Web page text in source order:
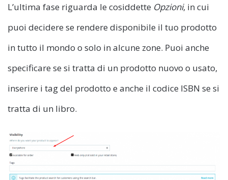
L’ultima fase riguarda le cosiddette Opzioni, in cui
puoi decidere se rendere disponibile il tuo prodotto
in tutto il mondo o solo in alcune zone. Puoi anche
specificare se si tratta di un prodotto nuovo o usato,
inserire i tag del prodotto e anche il codice ISBN se si
tratta di un libro.